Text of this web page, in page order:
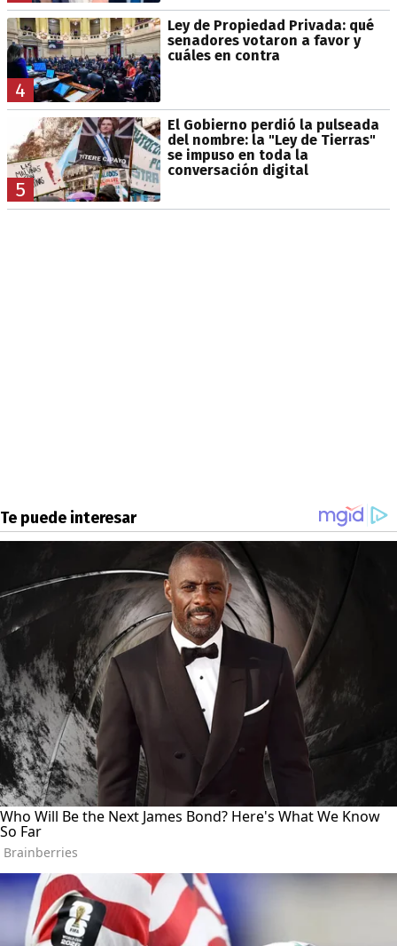
4
Ley de Propiedad Privada: qué
senadores votaron a favor y
cuáles en contra
5
El Gobierno perdió la pulseada
del nombre: la "Ley de Tierras"
se impuso en toda la
conversación digital